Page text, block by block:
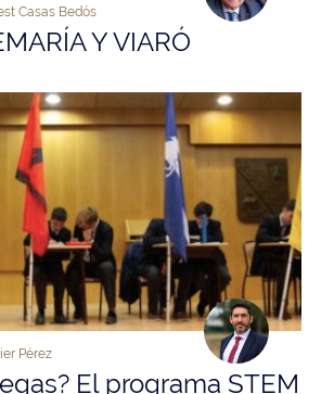
Casas Bedós
Y VIARÓ
Pérez
El programa STEM